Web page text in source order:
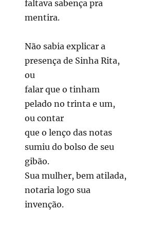
faltava sabença pra
mentira.
Não sabia explicar a
presença de Sinha Rita,
ou
falar que o tinham
pelado no trinta e um,
ou contar
que o lenço das notas
sumiu do bolso de seu
gibão.
Sua mulher, bem atilada,
notaria logo sua
invenção.